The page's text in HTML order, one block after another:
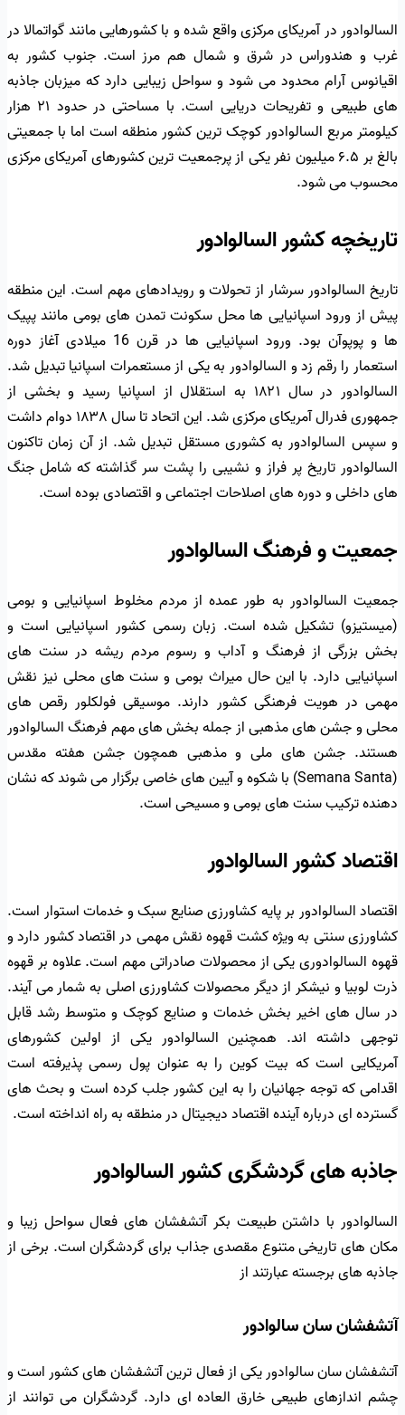
السالوادور در آمریکای مرکزی واقع شده و با کشورهایی مانند گواتمالا در
غرب و هندوراس در شرق و شمال هم مرز است. جنوب کشور به
اقیانوس آرام محدود می شود و سواحل زیبایی دارد که میزبان جاذبه
های طبیعی و تفریحات دریایی است. با مساحتی در حدود ۲۱ هزار
کیلومتر مربع السالوادور کوچک ترین کشور منطقه است اما با جمعیتی
بالغ بر ۶.۵ میلیون نفر یکی از پرجمعیت ترین کشورهای آمریکای مرکزی
محسوب می شود.
تاریخچه کشور السالوادور
تاریخ السالوادور سرشار از تحولات و رویدادهای مهم است. این منطقه
پیش از ورود اسپانیایی ها محل سکونت تمدن های بومی مانند پپیک
ها و پوپوآن بود. ورود اسپانیایی ها در قرن 16 میلادی آغاز دوره
استعمار را رقم زد و السالوادور به یکی از مستعمرات اسپانیا تبدیل شد.
السالوادور در سال ۱۸۲۱ به استقلال از اسپانیا رسید و بخشی از
جمهوری فدرال آمریکای مرکزی شد. این اتحاد تا سال ۱۸۳۸ دوام داشت
و سپس السالوادور به کشوری مستقل تبدیل شد. از آن زمان تاکنون
السالوادور تاریخ پر فراز و نشیبی را پشت سر گذاشته که شامل جنگ
های داخلی و دوره های اصلاحات اجتماعی و اقتصادی بوده است.
جمعیت و فرهنگ السالوادور
جمعیت السالوادور به طور عمده از مردم مخلوط اسپانیایی و بومی
(میستیزو) تشکیل شده است. زبان رسمی کشور اسپانیایی است و
بخش بزرگی از فرهنگ و آداب و رسوم مردم ریشه در سنت های
اسپانیایی دارد. با این حال میراث بومی و سنت های محلی نیز نقش
مهمی در هویت فرهنگی کشور دارند. موسیقی فولکلور رقص های
محلی و جشن های مذهبی از جمله بخش های مهم فرهنگ السالوادور
هستند. جشن های ملی و مذهبی همچون جشن هفته مقدس
(Semana Santa) با شکوه و آیین های خاصی برگزار می شوند که نشان
دهنده ترکیب سنت های بومی و مسیحی است.
اقتصاد کشور السالوادور
اقتصاد السالوادور بر پایه کشاورزی صنایع سبک و خدمات استوار است.
کشاورزی سنتی به ویژه کشت قهوه نقش مهمی در اقتصاد کشور دارد و
قهوه السالوادوری یکی از محصولات صادراتی مهم است. علاوه بر قهوه
ذرت لوبیا و نیشکر از دیگر محصولات کشاورزی اصلی به شمار می آیند.
در سال های اخیر بخش خدمات و صنایع کوچک و متوسط رشد قابل
توجهی داشته اند. همچنین السالوادور یکی از اولین کشورهای
آمریکایی است که بیت کوین را به عنوان پول رسمی پذیرفته است
اقدامی که توجه جهانیان را به این کشور جلب کرده است و بحث های
گسترده ای درباره آینده اقتصاد دیجیتال در منطقه به راه انداخته است.
جاذبه های گردشگری کشور السالوادور
السالوادور با داشتن طبیعت بکر آتشفشان های فعال سواحل زیبا و
مکان های تاریخی متنوع مقصدی جذاب برای گردشگران است. برخی از
جاذبه های برجسته عبارتند از
آتشفشان سان سالوادور
آتشفشان سان سالوادور یکی از فعال ترین آتشفشان های کشور است و
چشم اندازهای طبیعی خارق العاده ای دارد. گردشگران می توانند از